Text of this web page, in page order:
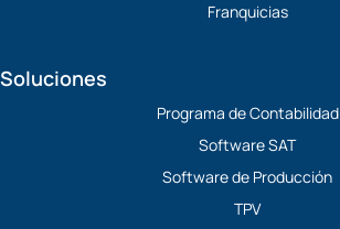
Franquicias
Soluciones
Programa de Contabilidad
Software SAT
Software de Producción
TPV